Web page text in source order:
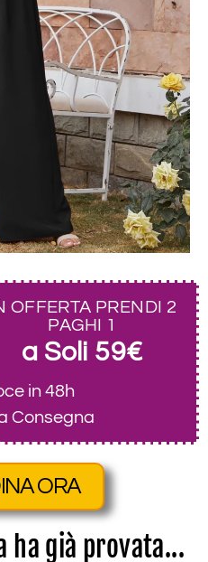
OFFERTA PRENDI 2
PAGHI 1
a Soli 59€
in 48h
Consegna
ORA
ha già provata...